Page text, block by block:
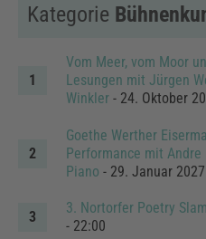
Kategorie
Vom Meer, vom Moor
Lesungen mit Jürgen
Winkler- 24. Oktober
Goethe Werther
Performance mit
Piano - 29. Januar
3. Nortorfer Poetry Slam
- 22:00